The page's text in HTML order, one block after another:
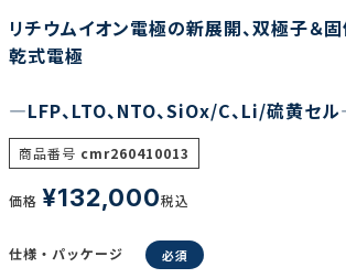
リセット 検
リチウムイオン電極の新展開、双極子＆
乾式電極
―LFP、LTO、NTO、SiOx/C、Li/硫黄セ
商品番号 cmr260410013
価格 ¥132,000税込
仕様・パッケージ